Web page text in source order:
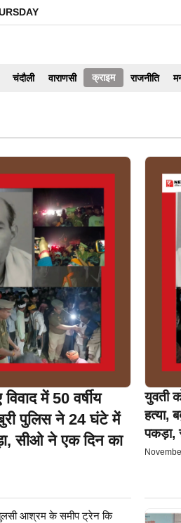
चंदौली वाराणसी क्राइम राजनीति
में 50 वर्षीय
पुलिस ने 24 घंटे में
सीओ ने एक दिन का
युवती
हत्या,
पकड़ा,
आश्रम के समीप ट्रेन कि